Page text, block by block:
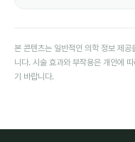
본 콘텐츠는 일반적인 의학 정보 제공
니다. 시술 효과와 부작용은 개인에
기 바랍니다.